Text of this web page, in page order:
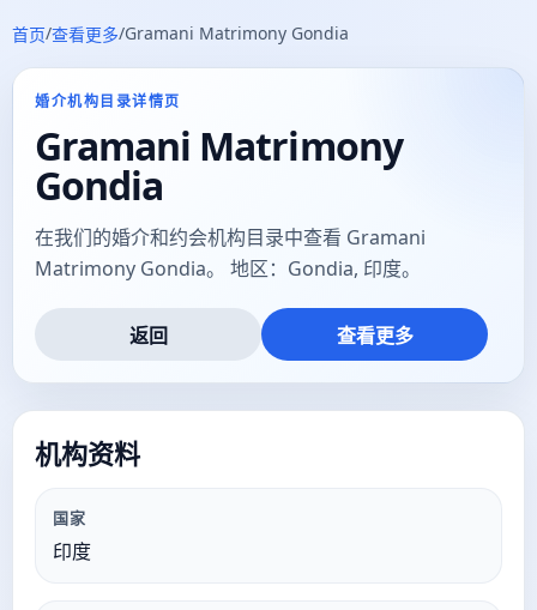
首页/查看更多/Gramani Matrimony Gondia
婚介机构目录详情页
Gramani Matrimony
Gondia
在我们的婚介和约会机构目录中查看 Gramani
Matrimony Gondia。 地区：Gondia, 印度。
返回 查看更多
机构资料
国家
印度